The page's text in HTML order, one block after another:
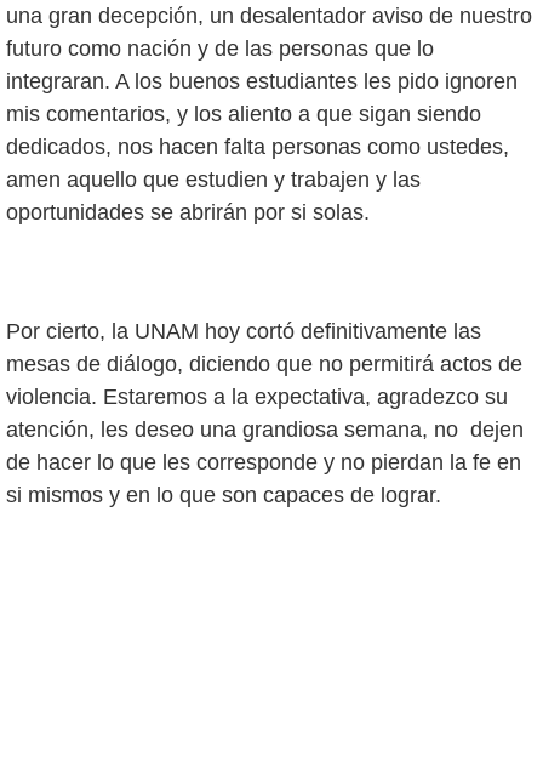
una gran decepción, un desalentador aviso de nuestro
futuro como nación y de las personas que lo
integraran. A los buenos estudiantes les pido ignoren
mis comentarios, y los aliento a que sigan siendo
dedicados, nos hacen falta personas como ustedes,
amen aquello que estudien y trabajen y las
oportunidades se abrirán por si solas.
Por cierto, la UNAM hoy cortó definitivamente las
mesas de diálogo, diciendo que no permitirá actos de
violencia. Estaremos a la expectativa, agradezco su
atención, les deseo una grandiosa semana, no dejen
de hacer lo que les corresponde y no pierdan la fe en
si mismos y en lo que son capaces de lograr.